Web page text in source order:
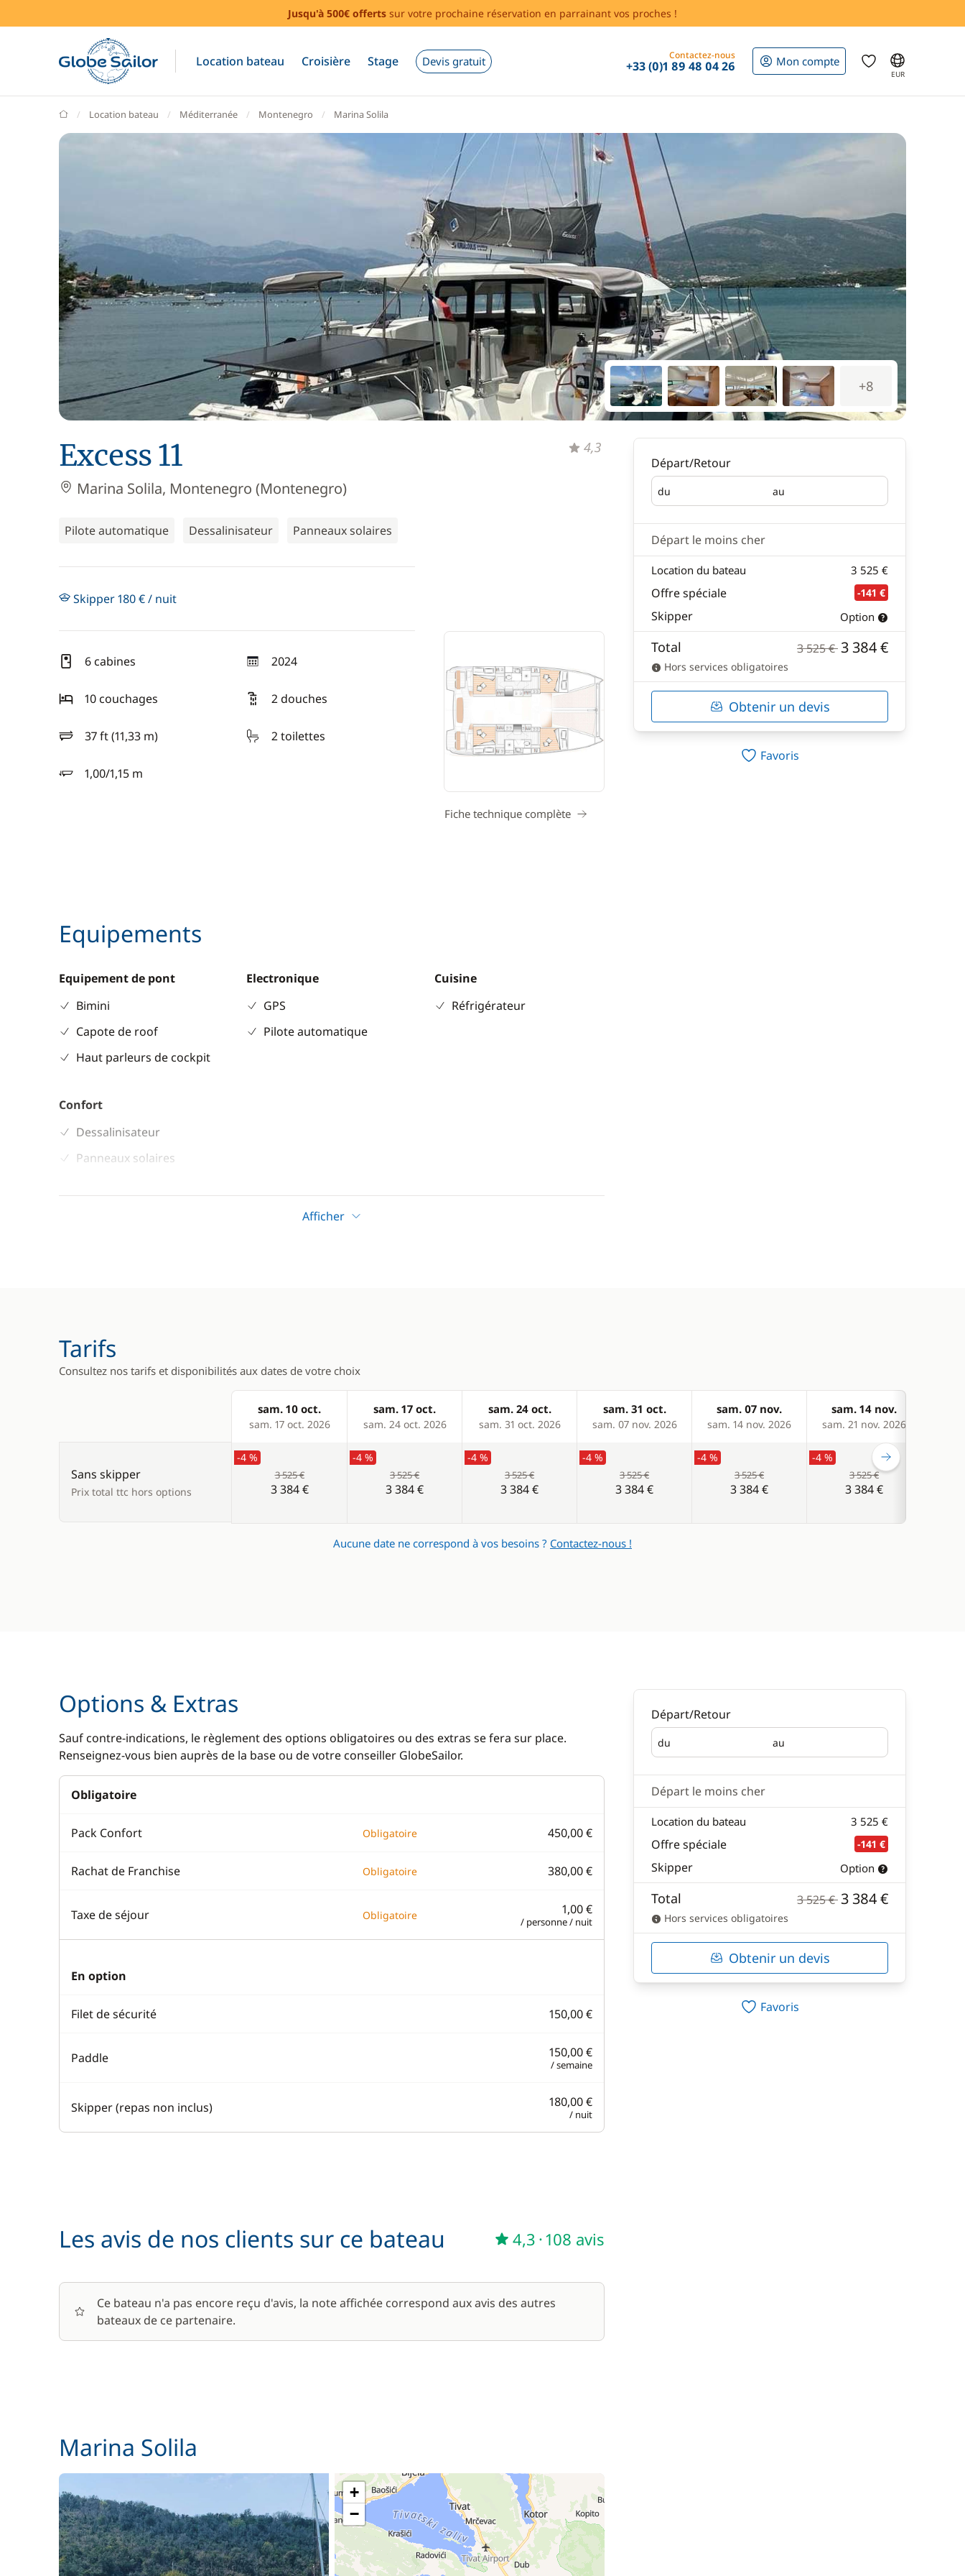
Jusqu'à 500€ offerts sur votre prochaine réservation en parrainant vos proches !
Location bateau Croisière Stage Devis gratuit Contactez-nous
+33 (0)1 89 48 04 26 Mon compte
EUR
GlobeSailor
Location bateau Méditerranée Montenegro Marina Solila
+8
Excess 11
Marina Solila, Montenegro (Montenegro)
Pilote automatique Dessalinisateur Panneaux solaires
4,3
Skipper 180 € / nuit
6 cabines 2024
année
10 couchages
2 douches
37 ft (11,33 m)
longueur 2 toilettes
1,00/1,15 m
tirant d'eau
Fiche technique complète
Equipements
Equipement de pont
Bimini
Capote de roof
Haut parleurs de cockpit
Electronique
GPS
Pilote automatique
Cuisine
Réfrigérateur
Confort
Dessalinisateur
Panneaux solaires
Afficher
Départ/Retour
du
Départ au
Retour
Départ le moins cher
Location du bateau 3 525 €
Offre spéciale -141 €
Skipper Option
Total 3 525 € 3 384 €
Hors services obligatoires
Obtenir un devis
Favoris
Tarifs
Consultez nos tarifs et disponibilités aux dates de votre choix
Products
sam. 10 oct.
sam. 17 oct. 2026
sam. 17 oct.
sam. 24 oct. 2026
sam. 24 oct.
sam. 31 oct. 2026
sam. 31 oct.
sam. 07 nov. 2026
sam. 07 nov.
sam. 14 nov. 2026
sam. 14 nov.
sam. 21 nov. 2026
Sans skipper
Prix total ttc hors options
-4 %
3 525 €
3 384 €
-4 %
3 525 €
3 384 €
-4 %
3 525 €
3 384 €
-4 %
3 525 €
3 384 €
-4 %
3 525 €
3 384 €
-4 %
3 525 €
3 384 €
Aucune date ne correspond à vos besoins ? Contactez-nous !
Options & Extras
Sauf contre-indications, le règlement des options obligatoires ou des extras se fera sur place.
Renseignez-vous bien auprès de la base ou de votre conseiller GlobeSailor.
Obligatoire
Pack Confort Obligatoire 450,00 €
Rachat de Franchise Obligatoire 380,00 €
Taxe de séjour Obligatoire 1,00 €
/ personne / nuit
En option
Filet de sécurité 150,00 €
Paddle 150,00 €
/ semaine
Skipper (repas non inclus) 180,00 €
/ nuit
Les avis de nos clients sur ce bateau 4,3 ·108 avis
Ce bateau n'a pas encore reçu d'avis, la note affichée correspond aux avis des autres
bateaux de ce partenaire.
Marina Solila
+
−
Départ/Retour
du
Départ au
Retour
Départ le moins cher
Location du bateau 3 525 €
Offre spéciale -141 €
Skipper Option
Total 3 525 € 3 384 €
Hors services obligatoires
Obtenir un devis
Favoris